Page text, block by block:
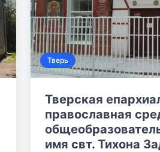
Тверь
Тверская
православная
имя свт. Тихона